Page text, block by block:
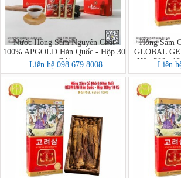
Nước Hồng Sâm Nguyên Chất
100% APGOLD Hàn Quốc - Hộp 30
Gói
Liên hệ 098.679.8008
Hồng Sâm
GLOBAL
Hộp 300g
Liên